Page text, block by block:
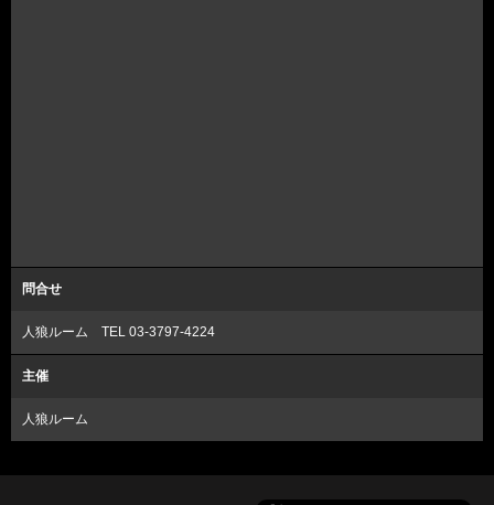
問合せ
人狼ルーム TEL 03-3797-4224
主催
人狼ルーム